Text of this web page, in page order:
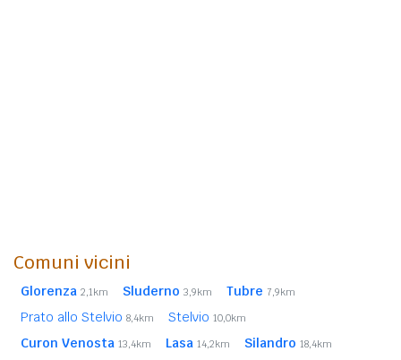
Comuni vicini
Glorenza 2,1km Sluderno 3,9km Tubre 7,9km
Prato allo Stelvio 8,4km Stelvio 10,0km
Curon Venosta 13,4km Lasa 14,2km Silandro 18,4km